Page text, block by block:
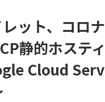
レット、コロ
静的ホス
Cloud